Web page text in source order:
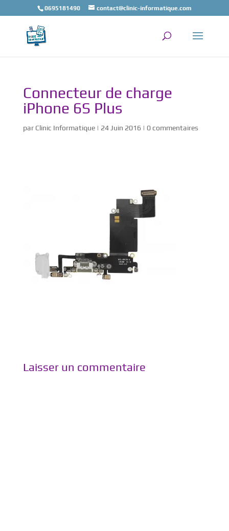
0695181490 contact@clinic-informatique.com
Connecteur de charge
iPhone 6S Plus
par Clinic Informatique| 24 Juin 2016 | 0 commentaires
Laisser un commentaire